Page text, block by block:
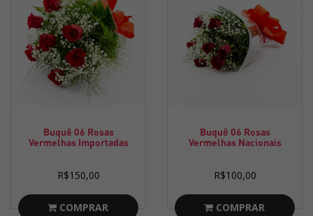
Buquê 06 Rosas
Vermelhas Importadas
R$150,00
COMPRAR
Buquê 06 Rosas
Vermelhas Nacionais
R$100,00
COMPRAR